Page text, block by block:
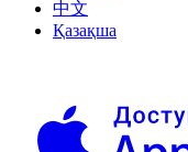
中文
Қазақша